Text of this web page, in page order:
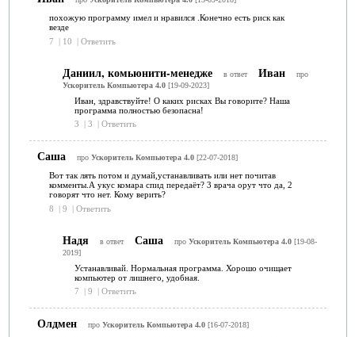
похожую программу имел и нравился .Конечно есть риск как
везде
7
| 10 | Ответить
Даниил, комьюнити-менедже в ответ Иван
про
Ускоритель Компьютера 4.0[19-09-2023]
Иван, здравствуйте! О каких рисках Вы говорите? Наша
программа полностью безопасна!
3
| 3 | Ответить
Саша про Ускоритель Компьютера 4.0[22-07-2018]
Вот так лять потом и думай,устанавливать или нет почитав
комменты.А укус комара спид передаёт? 3 врача орут что да, 2
говорят что нет. Кому верить?
8
| 9 | Ответить
Надя в ответ Саша про Ускоритель Компьютера 4.0[19-08-
2019]
Устанавливай. Нормальная программа. Хорошо очищает
компьютер от лишнего, удобная.
7
| 9 | Ответить
Олдмен про Ускоритель Компьютера 4.0[16-07-2018]